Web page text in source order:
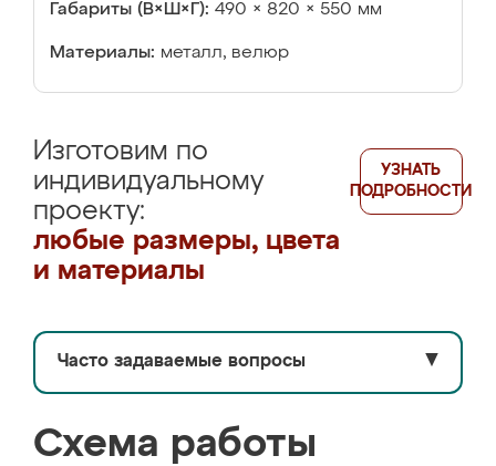
Габариты (В×Ш×Г): 490 × 820 × 550 мм
Материалы: металл, велюр
Изготовим по
индивидуальному
проекту:
любые размеры, цвета
и материалы
УЗНАТЬ
ПОДРОБНОСТИ
Часто задаваемые вопросы ▼
Схема работы